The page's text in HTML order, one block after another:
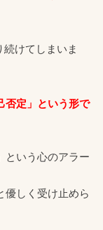
けてしまいま
否定」という形で
という心のアラー
優しく受け止めら